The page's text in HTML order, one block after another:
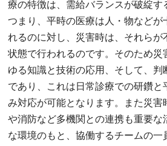
療の特徴は、需給バランスが破綻す
つまり、平時の医療は人・物などが
れるのに対し、災害時は、それらが
状態で行われるのです。そのため災
ゆる知識と技術の応用、そして、判
であり、これは日常診療での研鑽と
み対応が可能となります。また災害
や消防など多機関との連携も重要な
な環境のもと、協働するチームの一